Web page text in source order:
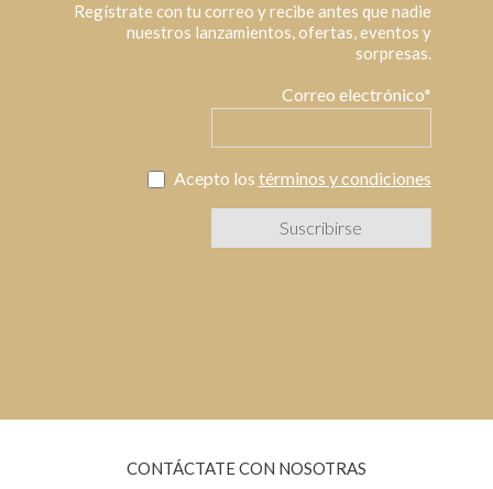
Regístrate con tu correo y recibe antes que nadie
nuestros lanzamientos, ofertas, eventos y
sorpresas.
Correo electrónico*
Acepto los términos y condiciones
CONTÁCTATE CON NOSOTRAS